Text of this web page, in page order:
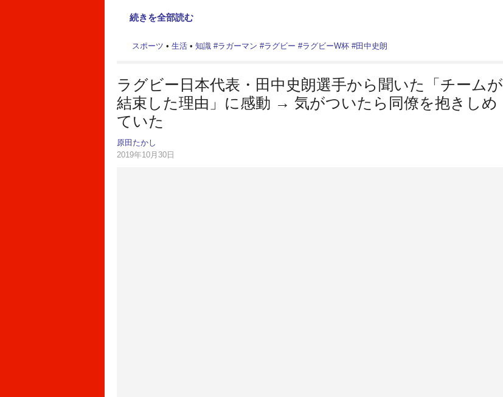
続きを全部読む
スポーツ • 生活 • 知識 #ラガーマン #ラグビー #ラグビーW杯 #田中史朗
ラグビー日本代表・田中史朗選手から聞いた「チームが
結束した理由」に感動 → 気がついたら同僚を抱きしめ
ていた
原田たかし
2019年10月30日